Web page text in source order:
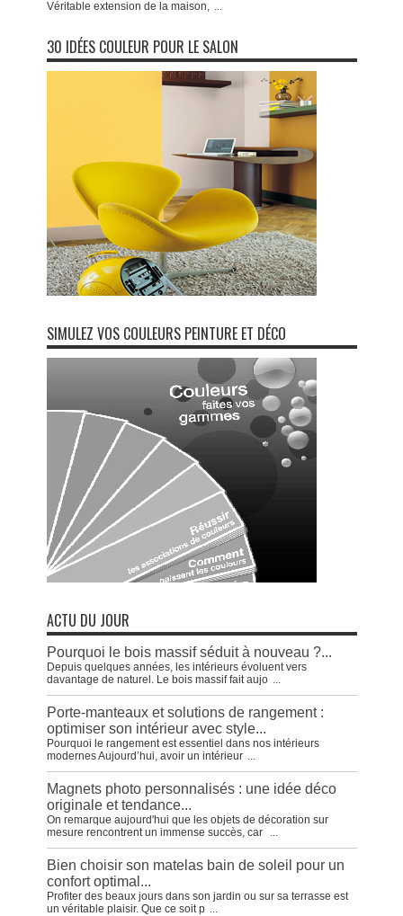
Véritable extension de la maison, ...
30 IDÉES COULEUR POUR LE SALON
SIMULEZ VOS COULEURS PEINTURE ET DÉCO
ACTU DU JOUR
Pourquoi le bois massif séduit à nouveau ?...
Depuis quelques années, les intérieurs évoluent vers
davantage de naturel. Le bois massif fait aujo ...
Porte-manteaux et solutions de rangement :
optimiser son intérieur avec style...
Pourquoi le rangement est essentiel dans nos intérieurs
modernes Aujourd’hui, avoir un intérieur ...
Magnets photo personnalisés : une idée déco
originale et tendance...
On remarque aujourd'hui que les objets de décoration sur
mesure rencontrent un immense succès, car
...
Bien choisir son matelas bain de soleil pour un
confort optimal...
Profiter des beaux jours dans son jardin ou sur sa terrasse est
un véritable plaisir. Que ce soit p ...